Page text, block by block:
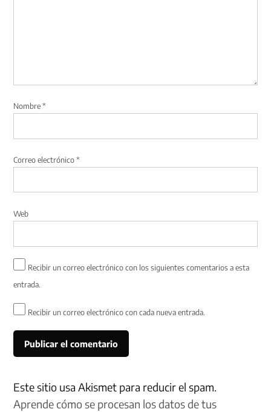
Nombre*
Correo electrónico*
Web
Recibir un correo electrónico con los siguientes comentarios a esta
entrada.
Recibir un correo electrónico con cada nueva entrada.
Este sitio usa Akismet para reducir el spam.
Aprende cómo se procesan los datos de tus